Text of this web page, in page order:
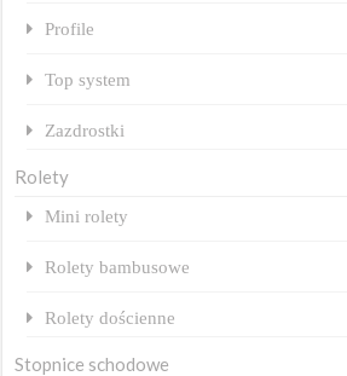
Profile
Top system
Zazdrostki
Rolety
Mini rolety
Rolety bambusowe
Rolety dościenne
Stopnice schodowe